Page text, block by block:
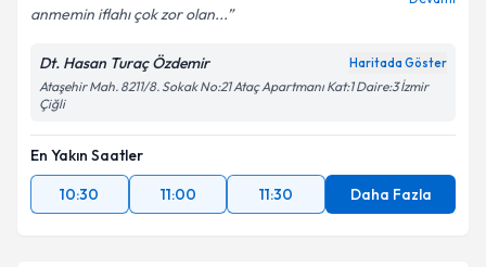
anmemin iflahı çok zor olan...
Dt. Hasan Turaç Özdemir Haritada Göster
Ataşehir Mah. 8211/8. Sokak No:21 Ataç Apartmanı Kat:1 Daire:3 İzmir
Çiğli
En Yakın Saatler
10:30
11:00 11:30 Daha Fazla